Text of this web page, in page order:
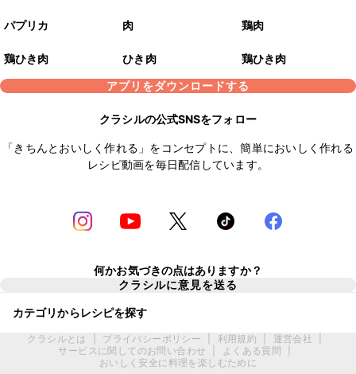
パプリカ 肉 鶏肉
鶏ひき肉 ひき肉
鶏ひき肉
アプリをダウンロードする
クラシルの公式SNSをフォロー
「きちんとおいしく作れる」をコンセプトに、簡単においしく作れる
レシピ動画を毎日配信しています。
何かお気づきの点はありますか？
クラシルに意見を送る
カテゴリからレシピを探す
クラシルとは プライバシーポリシー 利用規約 運営会社
サービスに関してのお問い合わせ
よくある質問
おいしく安全に料理を楽しむために